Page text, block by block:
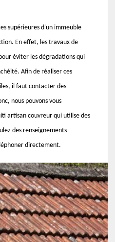
supérieures d'un immeuble
En effet, les travaux de
éviter les dégradations qui
Afin de réaliser ces
il faut contacter des
nous pouvons vous
artisan couvreur qui utilise des
des renseignements
directement.